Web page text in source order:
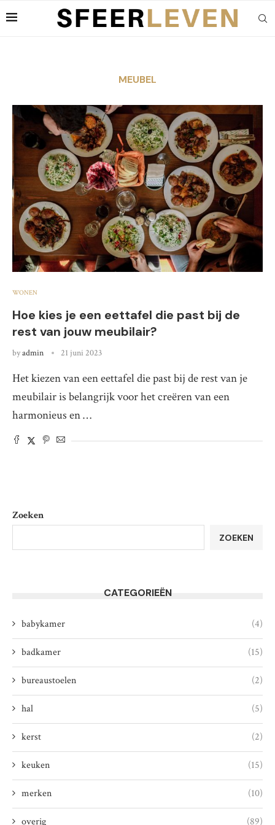
MEUBEL
WONEN
Hoe kies je een eettafel die past bij de
rest van jouw meubilair?
byadmin 21 juni 2023
Het kiezen van een eettafel die past bij de rest van je
meubilair is belangrijk voor het creëren van een
harmonieus en …
Zoeken
ZOEKEN
CATEGORIEËN
babykamer (4)
badkamer (15)
bureaustoelen (2)
hal (5)
kerst (2)
keuken (15)
merken (10)
overig (89)